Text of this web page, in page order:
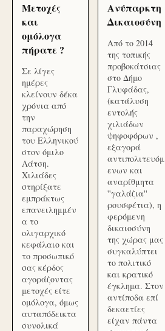
Μετοχές
και
ομόλογα
πήρατε ?
Σε λίγες
ημέρες
κλείνουν δέκα
χρόνια από
την
παραχώρηση
του Ελληνικού
στον όμιλο
Λάτση.
Χιλιάδες
στηρίξατε
εμπράκτως
επανειλημμέν
α το
ολιγαρχικό
κεφάλαιο και
το προσωπικό
σας κέρδος
αγοράζοντας
μετοχές είτε
ομόλογα, όμως
αυταπόδεικτα
συνολικά
Ανύπαρκτη
Δικαιοσύνη
Από το 2014
της τοπικής
προβοκάτσιας
στο Δήμο
Γλυφάδας,
(κατάλυση
εντολής
χιλιάδων
ψηφοφόρων ,
εξαγορά
αντιπολιτευόμ
ενων και
αναρίθμητα
''γαλάζια''
ρουσφέτια), η
φερόμενη
δικαιοσύνη
της χώρας μας
συγκαλύπτει
το πολιτικό
και κρατικό
έγκλημα. Στον
αντίποδα επί
δεκαετίες
είχαν πάντα